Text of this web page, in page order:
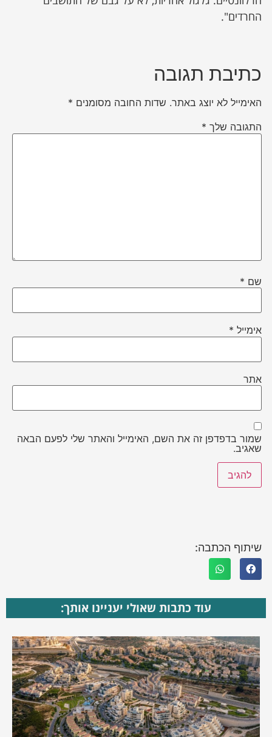
החרדים".
כתיבת תגובה
האימייל לא יוצג באתר. שדות החובה מסומנים *
התגובה שלך *
שם *
אימייל *
אתר
שמור בדפדפן זה את השם, האימייל והאתר שלי לפעם הבאה
שאגיב.
שיתוף הכתבה:
עוד כתבות שאולי יעניינו אותך: